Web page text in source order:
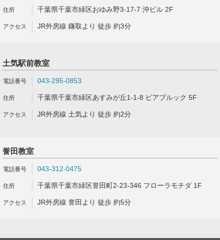
千葉県千葉市緑区おゆみ野3-17-7 沖ビル 2F
JR外房線 鎌取より 徒歩 約3分
土気駅前教室
043-295-0853
千葉県千葉市緑区あすみが丘1-1-8 ピアブルック 5F
JR外房線 土気より 徒歩 約2分
誉田教室
043-312-0475
千葉県千葉市緑区誉田町2-23-346 フローラモチダ 1F
JR外房線 誉田より 徒歩 約5分